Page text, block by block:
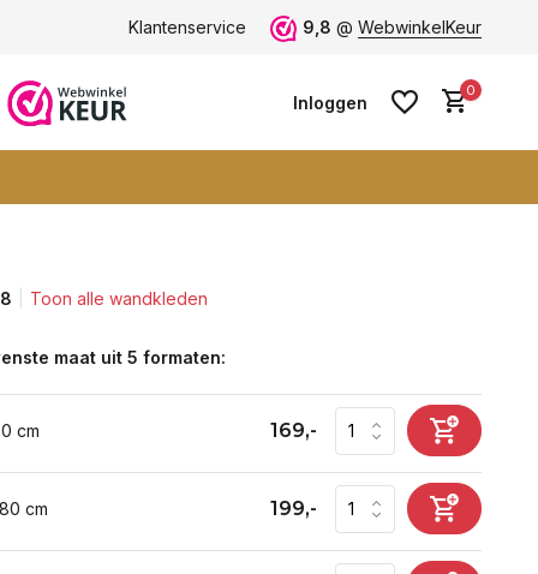
klantbeoordeling 9+ Grootste collectie -ruim 600+
Klantenservice 9,8 @ WebwinkelKeur
Inloggen
0
Toon alle wandkleden
maat uit 5 formaten:
cm 169,-
cm 199,-